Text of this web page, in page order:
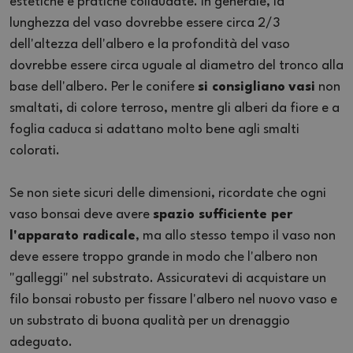
lunghezza del vaso dovrebbe essere circa 2/3
dell'altezza dell'albero e la profondità del vaso
dovrebbe essere circa uguale al diametro del tronco alla
base dell'albero. Per le conifere si consigliano vasi non
smaltati, di colore terroso, mentre gli alberi da fiore e a
foglia caduca si adattano molto bene agli smalti
colorati.
Se non siete sicuri delle dimensioni, ricordate che ogni
vaso bonsai deve avere spazio sufficiente per
l'apparato radicale, ma allo stesso tempo il vaso non
deve essere troppo grande in modo che l'albero non
"galleggi" nel substrato. Assicuratevi di acquistare un
filo bonsai robusto per fissare l'albero nel nuovo vaso e
un substrato di buona qualità per un drenaggio
adeguato.